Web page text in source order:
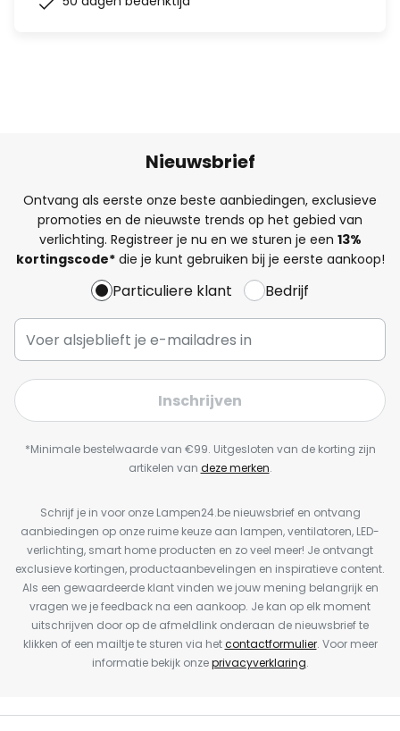
Nieuwsbrief
Ontvang als eerste onze beste aanbiedingen, exclusieve
promoties en de nieuwste trends op het gebied van
verlichting. Registreer je nu en we sturen je een 13%
kortingscode*die je kunt gebruiken bij je eerste aankoop!
Particuliere klant Bedrijf
Inschrijven
*Minimale bestelwaarde van €99. Uitgesloten van de korting zijn
artikelen van deze merken.
Schrijf je in voor onze Lampen24.be nieuwsbrief en ontvang
aanbiedingen op onze ruime keuze aan lampen, ventilatoren, LED-
verlichting, smart home producten en zo veel meer! Je ontvangt
exclusieve kortingen, productaanbevelingen en inspiratieve content.
Als een gewaardeerde klant vinden we jouw mening belangrijk en
vragen we je feedback na een aankoop. Je kan op elk moment
uitschrijven door op de afmeldlink onderaan de nieuwsbrief te
klikken of een mailtje te sturen via hetcontactformulier. Voor meer
informatie bekijk onzeprivacyverklaring.